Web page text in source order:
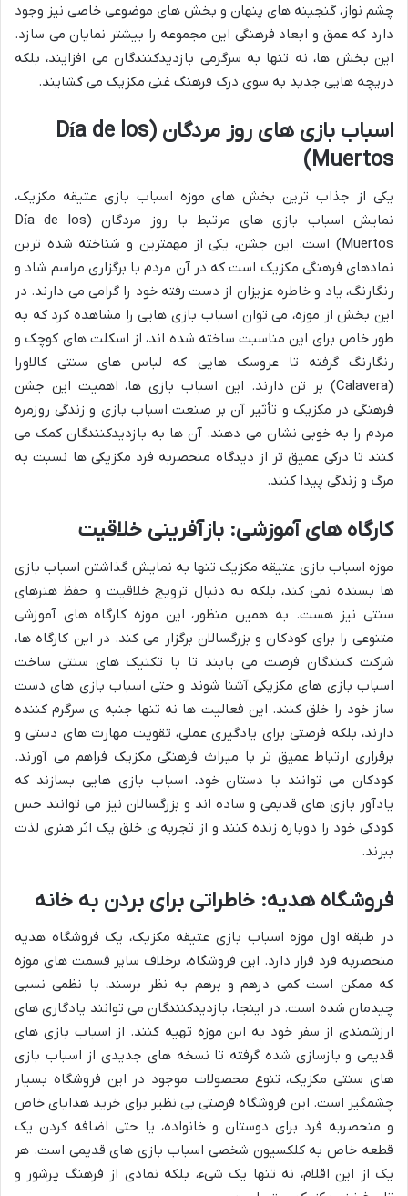
چشم نواز، گنجینه های پنهان و بخش های موضوعی خاصی نیز وجود
دارد که عمق و ابعاد فرهنگی این مجموعه را بیشتر نمایان می سازد.
این بخش ها، نه تنها به سرگرمی بازدیدکنندگان می افزایند، بلکه
دریچه هایی جدید به سوی درک فرهنگ غنی مکزیک می گشایند.
اسباب بازی های روز مردگان (Día de los
Muertos)
یکی از جذاب ترین بخش های موزه اسباب بازی عتیقه مکزیک،
نمایش اسباب بازی های مرتبط با روز مردگان (Día de los
Muertos) است. این جشن، یکی از مهمترین و شناخته شده ترین
نمادهای فرهنگی مکزیک است که در آن مردم با برگزاری مراسم شاد و
رنگارنگ، یاد و خاطره عزیزان از دست رفته خود را گرامی می دارند. در
این بخش از موزه، می توان اسباب بازی هایی را مشاهده کرد که به
طور خاص برای این مناسبت ساخته شده اند، از اسکلت های کوچک و
رنگارنگ گرفته تا عروسک هایی که لباس های سنتی کالاورا
(Calavera) بر تن دارند. این اسباب بازی ها، اهمیت این جشن
فرهنگی در مکزیک و تأثیر آن بر صنعت اسباب بازی و زندگی روزمره
مردم را به خوبی نشان می دهند. آن ها به بازدیدکنندگان کمک می
کنند تا درکی عمیق تر از دیدگاه منحصربه فرد مکزیکی ها نسبت به
مرگ و زندگی پیدا کنند.
کارگاه های آموزشی: بازآفرینی خلاقیت
موزه اسباب بازی عتیقه مکزیک تنها به نمایش گذاشتن اسباب بازی
ها بسنده نمی کند، بلکه به دنبال ترویج خلاقیت و حفظ هنرهای
سنتی نیز هست. به همین منظور، این موزه کارگاه های آموزشی
متنوعی را برای کودکان و بزرگسالان برگزار می کند. در این کارگاه ها،
شرکت کنندگان فرصت می یابند تا با تکنیک های سنتی ساخت
اسباب بازی های مکزیکی آشنا شوند و حتی اسباب بازی های دست
ساز خود را خلق کنند. این فعالیت ها نه تنها جنبه ی سرگرم کننده
دارند، بلکه فرصتی برای یادگیری عملی، تقویت مهارت های دستی و
برقراری ارتباط عمیق تر با میراث فرهنگی مکزیک فراهم می آورند.
کودکان می توانند با دستان خود، اسباب بازی هایی بسازند که
یادآور بازی های قدیمی و ساده اند و بزرگسالان نیز می توانند حس
کودکی خود را دوباره زنده کنند و از تجربه ی خلق یک اثر هنری لذت
ببرند.
فروشگاه هدیه: خاطراتی برای بردن به خانه
در طبقه اول موزه اسباب بازی عتیقه مکزیک، یک فروشگاه هدیه
منحصربه فرد قرار دارد. این فروشگاه، برخلاف سایر قسمت های موزه
که ممکن است کمی درهم و برهم به نظر برسند، با نظمی نسبی
چیدمان شده است. در اینجا، بازدیدکنندگان می توانند یادگاری های
ارزشمندی از سفر خود به این موزه تهیه کنند. از اسباب بازی های
قدیمی و بازسازی شده گرفته تا نسخه های جدیدی از اسباب بازی
های سنتی مکزیک، تنوع محصولات موجود در این فروشگاه بسیار
چشمگیر است. این فروشگاه فرصتی بی نظیر برای خرید هدایای خاص
و منحصربه فرد برای دوستان و خانواده، یا حتی اضافه کردن یک
قطعه خاص به کلکسیون شخصی اسباب بازی های قدیمی است. هر
یک از این اقلام، نه تنها یک شیء، بلکه نمادی از فرهنگ پرشور و